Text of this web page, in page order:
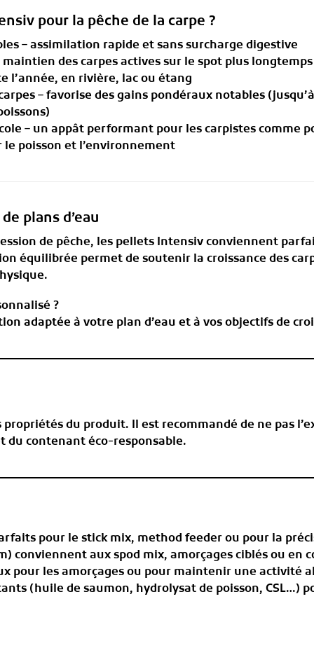
pour la pêche de la carpe ?
– assimilation rapide et sans surcharge digestive
des carpes actives sur le spot plus longtemps
l’année, en rivière, lac ou étang
– favorise des gains pondéraux notables
– un appât performant pour les carpistes comme
poisson et l’environnement
plans d’eau
de pêche, les pellets Intensiv conviennent
équilibrée permet de soutenir la croissance des
?
adaptée à votre plan d’eau et à vos objectifs de
du produit. Il est recommandé de ne pas
contenant éco-responsable.
pour le stick mix, method feederou pour la
conviennent aux spod mix, amorçages ciblésou en
pour les amorçagesou pour maintenir une activité
(huile de saumon, hydrolysat de poisson, CSL…)